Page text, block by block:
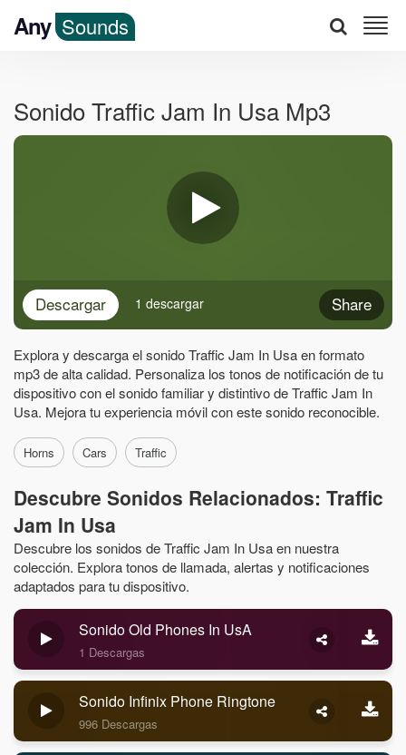
Any Sounds
Sonido Traffic Jam In Usa Mp3
Descargar Share
1 descargar
Explora y descarga el sonido Traffic Jam In Usa en formato
mp3 de alta calidad. Personaliza los tonos de notificación de tu
dispositivo con el sonido familiar y distintivo de Traffic Jam In
Usa. Mejora tu experiencia móvil con este sonido reconocible.
Horns Cars Traffic
Descubre Sonidos Relacionados: Traffic
Jam In Usa
Descubre los sonidos de Traffic Jam In Usa en nuestra
colección. Explora tonos de llamada, alertas y notificaciones
adaptados para tu dispositivo.
Sonido Old Phones In UsA
1 Descargas
Sonido Infinix Phone Ringtone
996 Descargas